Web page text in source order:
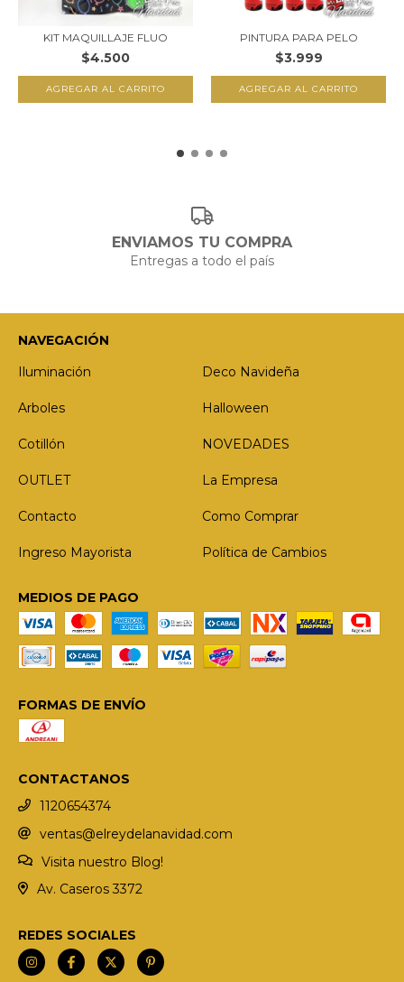
KIT MAQUILLAJE FLUO
$4.500
PINTURA PARA PELO
$3.999
AGREGAR AL CARRITO
ENVIAMOS TU COMPRA
Entregas a todo el país
NAVEGACIÓN
Iluminación
Deco Navideña
Arboles Halloween
Cotillón NOVEDADES
OUTLET La Empresa
Contacto Como Comprar
Ingreso Mayorista Política de Cambios
MEDIOS DE PAGO
FORMAS DE ENVÍO
CONTACTANOS
1120654374
ventas@elreydelanavidad.com
Visita nuestro Blog!
Av. Caseros 3372
REDES SOCIALES